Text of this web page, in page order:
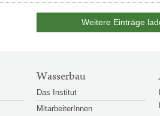
Weitere Einträge
Wasserbau
Das Institut
MitarbeiterInnen